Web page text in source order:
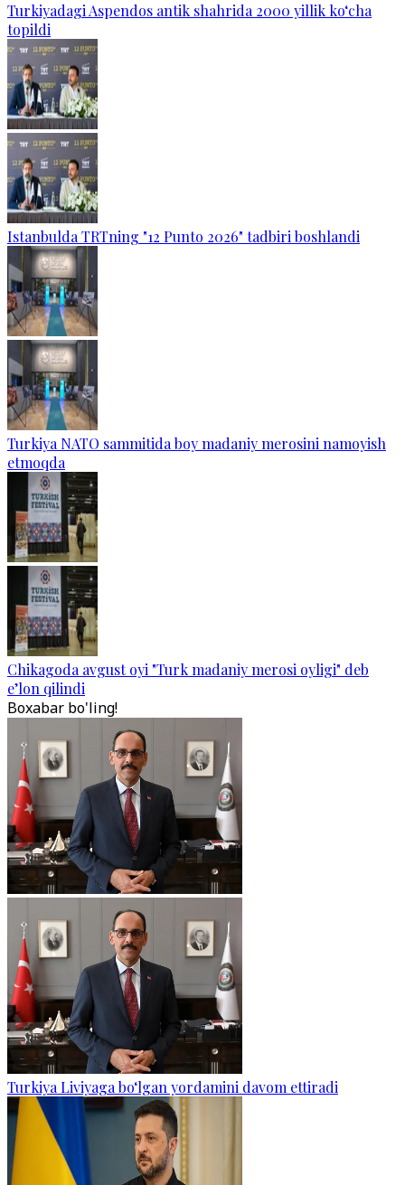
Turkiyadagi Aspendos antik shahrida 2000 yillik ko‘cha
topildi
Istanbulda TRTning "12 Punto 2026" tadbiri boshlandi
Turkiya NATO sammitida boy madaniy merosini namoyish
etmoqda
Chikagoda avgust oyi "Turk madaniy merosi oyligi" deb
e’lon qilindi
Boxabar bo'ling!
Turkiya Liviyaga bo‘lgan yordamini davom ettiradi